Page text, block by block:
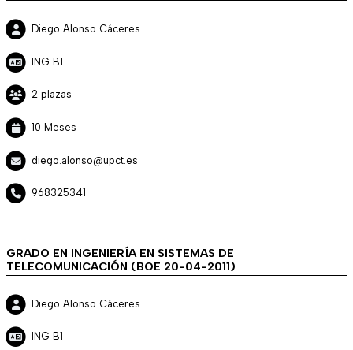
Diego Alonso Cáceres
ING B1
2 plazas
10 Meses
diego.alonso@upct.es
968325341
GRADO EN INGENIERÍA EN SISTEMAS DE
TELECOMUNICACIÓN (BOE 20-04-2011)
Diego Alonso Cáceres
ING B1